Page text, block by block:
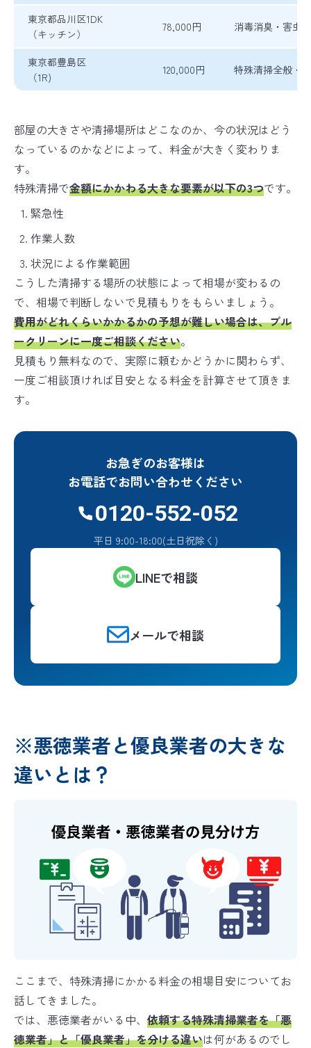
東京都品川区1DK
（キッチン）
78,000円 消毒消臭・害虫
東京都豊島区
（1R)
120,000円 特殊清掃全般・
部屋の大きさや清掃場所はどこなのか、今の状況はどう
なっているのかなどによって、料金が大きく変わりま
す。
特殊清掃で金額にかかわる大きな要素が以下の3つです。
緊急性
作業人数
状況による作業範囲
こうした清掃する場所の状態によって相場が変わるの
で、相場で判断しないで見積もりをもらいましょう。
費用がどれくらいかかるかの予想が難しい場合は、ブル
ークリーンに一度ご相談ください。
見積もり無料なので、実際に頼むかどうかに関わらず、
一度ご相談頂ければ目安となる料金を計算させて頂きま
す。
お急ぎのお客様は
お電話でお問い合わせください
0120-552-052
平日 9:00-18:00(土日祝除く)
LINEで相談
メールで相談
※悪徳業者と優良業者の大きな
違いとは？
ここまで、特殊清掃にかかる料金の相場目安についてお
話してきました。
では、悪徳業者がいる中、 依頼する特殊清掃業者を「悪
徳業者」と「優良業者」を分ける違いは何があるのでし